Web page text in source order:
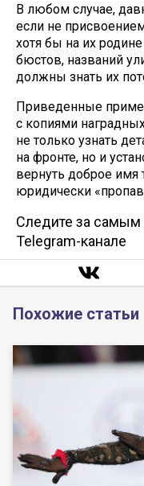
В любом случае,
если не
хотя бы на их
бюстов, названий
должны знать их
Приведенные
с копиями
не только узнать
на фронте, но и
вернуть доброе имя
юридически
Следите за
Telegram-канале
Похожие статьи